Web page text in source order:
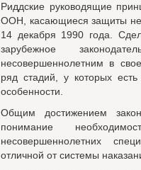
Риддские руководящие
ООН, касающиеся защиты
14 декабря 1990 года.
зарубежное
несовершеннолетним в
ряд стадий, у которых
особенности.
Общим достижением
понимание
несовершеннолетних
отличной от системы